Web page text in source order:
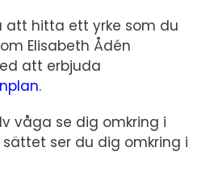
att hitta ett yrke som du
Elisabeth Ådén
att erbjuda
.
våga se dig omkring i
ser du dig omkring i